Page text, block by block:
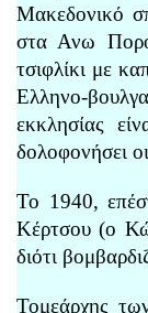
Μακεδονικό
στα Ανω
τσιφλίκι με
Ελληνο-
εκκλησίας
δολοφονήσει
Το 1940,
Κέρτσου (ο
διότι
Τομεάρχης